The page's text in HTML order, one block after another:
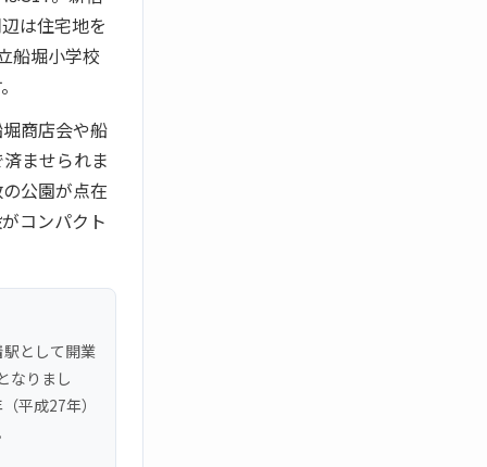
は住宅地を
船堀小学校
商店会や船
ませられま
公園が点在
コンパクト
として開業
なりまし
平成27年）